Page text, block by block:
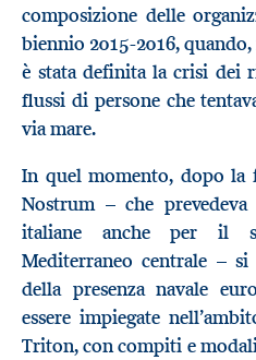
composizione delle
biennio 2015-2016,
è stata definita la crisi dei
flussi di persone che
via mare.
In quel momento, dopo la
Nostrum – che
italiane anche per il
Mediterraneo centrale –
della presenza navale
essere impiegate
Triton, con compiti e